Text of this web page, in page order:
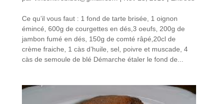
Ce qu’il vous faut : 1 fond de tarte brisée, 1 oignon
émincé, 600g de courgettes en dés,3 oeufs, 200g de
jambon fumé en dés, 150g de comté râpé,20cl de
crème fraiche, 1 càs d’huile, sel, poivre et muscade, 4
càs de semoule de blé Démarche étaler le fond de...